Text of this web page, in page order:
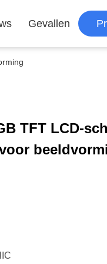
Gevallen
TFT LCD-